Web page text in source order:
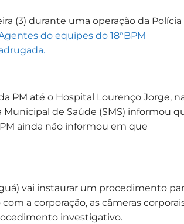
(3) durante uma operação da Polícia
do equipes do 18°BPM
PM até o Hospital Lourenço Jorge,
Municipal de Saúde (SMS) informou
ainda não informou em que
vai instaurar um procedimento
a corporação, as câmeras
investigativo.